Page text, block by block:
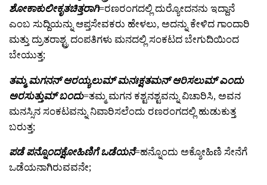
ಶೋಕಾಕುಲೀಕೃತಚಿತ್ತರಾಗಿ=ರಣರಂಗದಲ್ಲಿ ದುರ್‍ಯೋದನನು ಇದ್ದಾನೆ
ಎಂಬ ಸುದ್ದಿಯನ್ನು ಆಪ್ತಸೇವಕರು ಹೇಳಲು, ಅದನ್ನು ಕೇಳಿದ ಗಾಂದಾರಿ
ಮತ್ತು ದ್ರುತರಾಶ್ಟ್ರ ದಂಪತಿಗಳು ಮನದಲ್ಲಿ ಸಂಕಟದ ಬೇಗುದಿಯಿಂದ
ಬೇಯುತ್ತ;
ತಮ್ಮ ಮಗನನ್ ಆರಯ್ಯಲುಮ್ ಮನಃಕ್ಷತಮನ್ ಆರಿಸಲುಮ್ ಎಂದು
ಅರಸುತ್ತುಮ್ ಬಂದು=ತಮ್ಮ ಮಗನ ಕಶ್ಟನಶ್ಟವನ್ನು ವಿಚಾರಿಸಿ, ಅವನ
ಮನಸ್ಸಿನ ಸಂಕಟವನ್ನು ನಿವಾರಿಸಲೆಂದು ರಣರಂಗದಲ್ಲಿ ಹುಡುಕುತ್ತ
ಬರುತ್ತ;
ಪಡೆ ಪನ್ನೊಂದಕ್ಷೋಹಿಣಿಗೆ ಒಡೆಯನೆ=ಹನ್ನೊಂದು ಅಕ್ಶೋಹಿಣಿ ಸೇನೆಗೆ
ಒಡೆಯನಾಗಿರುವವನೇ;